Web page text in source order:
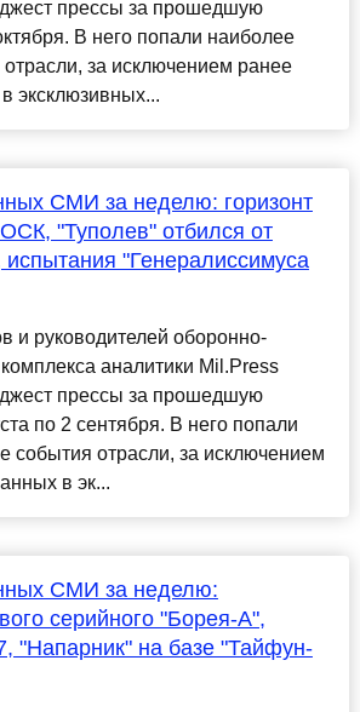
прессы за прошедшую
В него попали наиболее
за исключением ранее
эксклюзивных...
СМИ за неделю: горизонт
"Туполев" отбился от
"Генералиссимуса
и руководителей оборонно-
аналитики Mil.Press
прессы за прошедшую
по 2 сентября. В него попали
события отрасли, за исключением
в эк...
СМИ за неделю:
серийного "Борея-А",
"Напарник" на базе "Тайфун-